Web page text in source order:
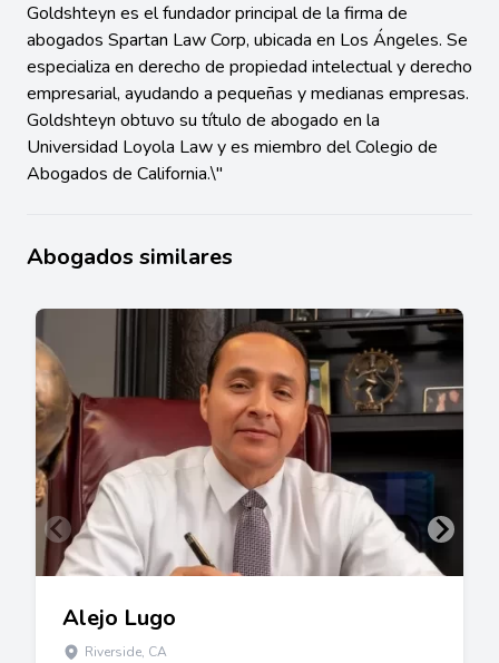
Goldshteyn es el fundador principal de la firma de
abogados Spartan Law Corp, ubicada en Los Ángeles. Se
especializa en derecho de propiedad intelectual y derecho
empresarial, ayudando a pequeñas y medianas empresas.
Goldshteyn obtuvo su título de abogado en la
Universidad Loyola Law y es miembro del Colegio de
Abogados de California.\"
Abogados similares
Alejo Lugo
Riverside, CA